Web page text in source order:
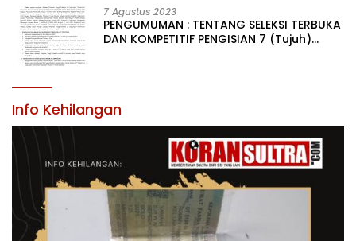
KABUPATEN KONAWE
7 Agustus 2023
PENGUMUMAN : TENTANG SELEKSI TERBUKA
DAN KOMPETITIF PENGISIAN 7 (Tujuh)
Info Kehilangan